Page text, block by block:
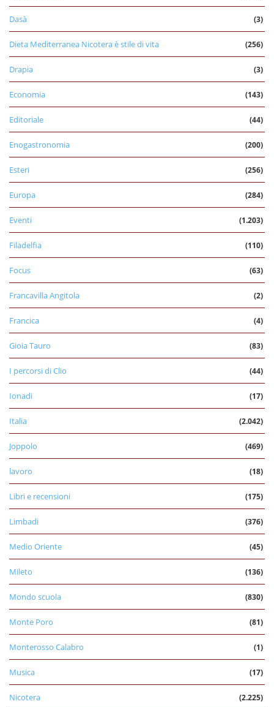
Dasà (3)
Dieta Mediterranea Nicotera è stile di vita (256)
Drapia (3)
Economia (143)
Editoriale (44)
Enogastronomia (200)
Esteri (256)
Europa (284)
Eventi (1.203)
Filadelfia (110)
Focus (63)
Francavilla Angitola (2)
Francica (4)
Gioia Tauro (83)
I percorsi di Clio (44)
Ionadi (17)
Italia (2.042)
Joppolo (469)
lavoro (18)
Libri e recensioni (175)
Limbadi (376)
Medio Oriente (45)
Mileto (136)
Mondo scuola (830)
Monte Poro (81)
Monterosso Calabro (1)
Musica (17)
Nicotera (2.225)